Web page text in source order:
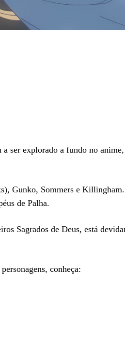
ser explorado a fundo no
Gunko, Sommers e
de Palha.
Sagrados de Deus, está
conheça: